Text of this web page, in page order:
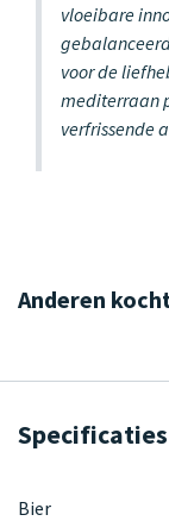
vloeibare
voor de
mediterraan
verfrissende
Anderen
Specificaties
Bier